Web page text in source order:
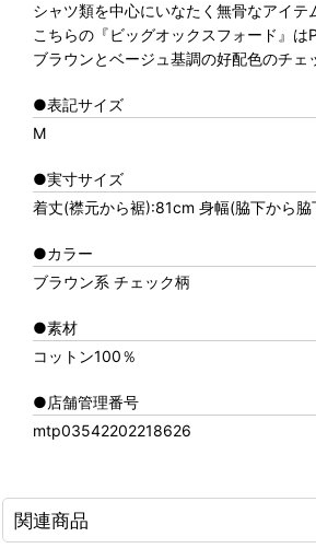
シャツ類を中心にいなたく無骨なアイテ
こちらの『ビッグオックスフォード』
ブラウンとベージュ基調の好配色のチェ
●表記サイズ
M
●実寸サイズ
着丈(襟元から裾):81cm 身幅(脇下から
●カラー
ブラウン系 チェック柄
●素材
コットン100％
●店舗管理番号
mtp03542202218626
関連商品